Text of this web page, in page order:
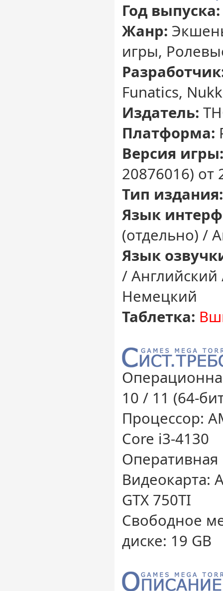
Год выпуска:
Жанр:
игры,
Funatics,
Издатель:
Платформа:
Версия игры:
20876016) от
Тип издания:
Язык
(отдельно) /
Язык
/
Немецкий
Таблетка:
10 / 11 (64-
Процессор:
Core i3-4130
Оперативная
Видеокарта:
GTX 750TI
Свободное
диске: 19 GB